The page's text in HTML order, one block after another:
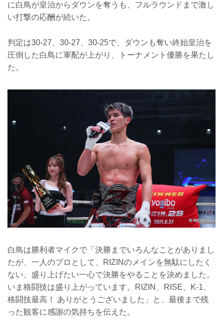
に白鳥が皇治からダウンを奪うも、フルラウンドまで激し
い打撃の応酬が続いた。
判定は30-27、30-27、30-25で、ダウンも奪い終始皇治を
圧倒した白鳥に軍配が上がり、トーナメント優勝を果たし
た。
白鳥は勝利者マイクで「決勝までいろんなことがありまし
たが、一人のプロとして、RIZINのメインを無駄にしたく
ない、盛り上げたい一心で決勝をやることを決めました。
いま格闘技は盛り上がっています。RIZIN、RISE、K-1、
格闘技最高！ ありがとうございました」と、最後まで残
った観客に感謝の気持ちを伝えた。